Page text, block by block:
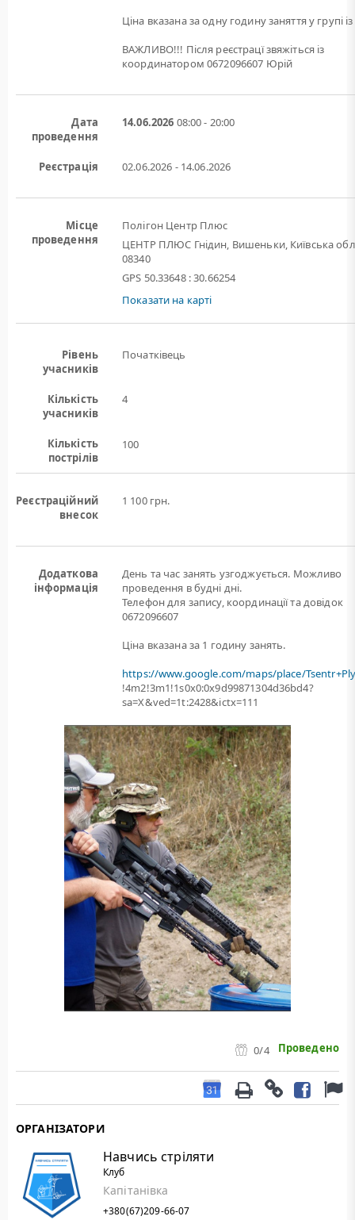
Ціна вказана за одну годину заняття у групі із
ВАЖЛИВО!!! Після реєстрацї звяжіться із
координатором 0672096607 Юрій
Дата
проведення
14.06.2026 08:00 - 20:00
Реєстрація 02.06.2026 - 14.06.2026
Місце
проведення
Полігон Центр Плюс
ЦЕНТР ПЛЮС Гнідин, Вишеньки, Київська
08340
GPS 50.33648 : 30.66254
Показати на карті
Рівень
учасників
Початківець
Кількість
учасників
4
Кількість
пострілів
100
Реєстраційний
внесок
1 100 грн.
Додаткова
інформація
День та час занять узгоджується. Можливо
проведення в будні дні.
Телефон для запису, координації та довідок
0672096607
Ціна вказана за 1 годину занять.
https://www.google.com/maps/place/
!4m2!3m1!1s0x0:0x9d99871304d36bd4?
sa=X&ved=1t:2428&ictx=111
0/4 Проведено
ОРГАНІЗАТОРИ
Навчись стріляти
Клуб
Капітанівка
+380(67)209-66-07